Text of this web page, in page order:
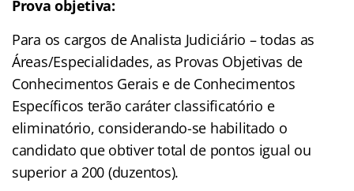
Prova objetiva:
Para os cargos de Analista Judiciário – todas as
Áreas/Especialidades, as Provas Objetivas de
Conhecimentos Gerais e de Conhecimentos
Específicos terão caráter classificatório e
eliminatório, considerando-se habilitado o
candidato que obtiver total de pontos igual ou
superior a 200 (duzentos).